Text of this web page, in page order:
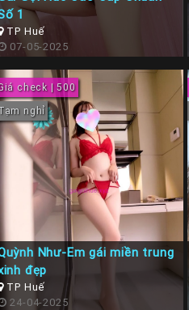
1
TP Huế
07-05-2025
check | 500
nghỉ
Như-Em gái miền trung
đẹp
TP Huế
24-04-2025